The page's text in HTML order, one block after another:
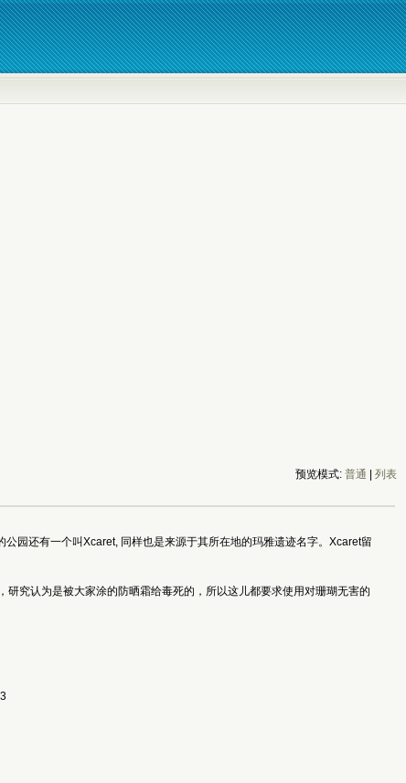
预览模式: 普通 列表
园还有一个叫Xcaret, 同样也是来源于其所在地的玛雅遗迹名字。Xcaret留
究认为是被大家涂的防晒霜给毒死的，所以这儿都要求使用对珊瑚无害的